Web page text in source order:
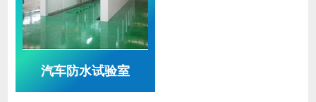
汽车防水试验室